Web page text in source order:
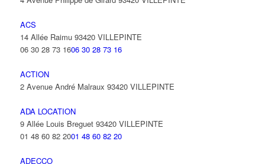
ACS
14 Allée Raimu 93420 VILLEPINTE
06 30 28 73 1606 30 28 73 16
ACTION
2 Avenue André Malraux 93420 VILLEPINTE
ADA LOCATION
9 Allée Louis Breguet 93420 VILLEPINTE
01 48 60 82 2001 48 60 82 20
ADECCO